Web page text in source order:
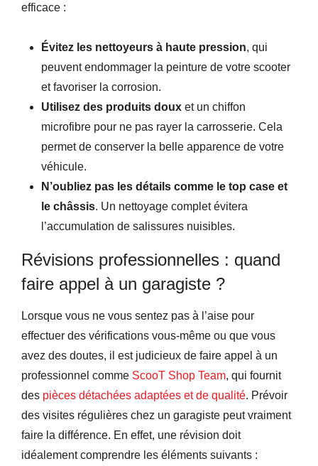
efficace :
Évitez les nettoyeurs à haute pression, qui
peuvent endommager la peinture de votre scooter
et favoriser la corrosion.
Utilisez des produits doux et un chiffon
microfibre pour ne pas rayer la carrosserie. Cela
permet de conserver la belle apparence de votre
véhicule.
N’oubliez pas les détails comme le top case et
le châssis. Un nettoyage complet évitera
l’accumulation de salissures nuisibles.
Révisions professionnelles : quand
faire appel à un garagiste ?
Lorsque vous ne vous sentez pas à l’aise pour
effectuer des vérifications vous-même ou que vous
avez des doutes, il est judicieux de faire appel à un
professionnel comme ScooT Shop Team, qui fournit
des pièces détachées adaptées et de qualité. Prévoir
des visites régulières chez un garagiste peut vraiment
faire la différence. En effet, une révision doit
idéalement comprendre les éléments suivants :